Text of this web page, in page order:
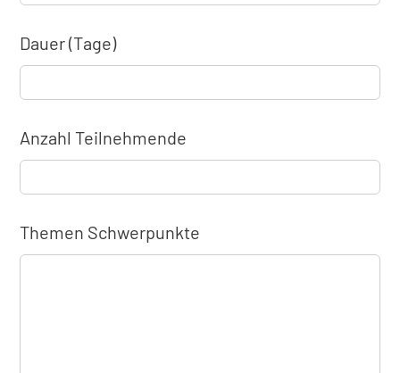
Dauer (Tage)
Anzahl Teilnehmende
Themen Schwerpunkte